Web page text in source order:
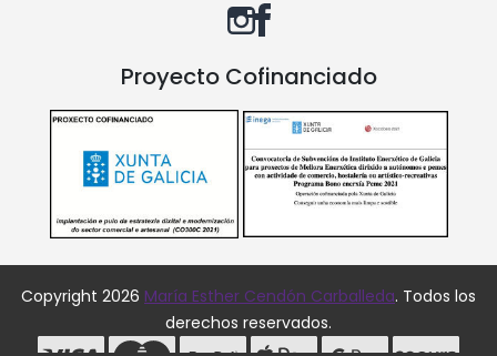
Proyecto Cofinanciado
Copyright 2026 María Esther Cendón Carballeda. Todos los
derechos reservados.